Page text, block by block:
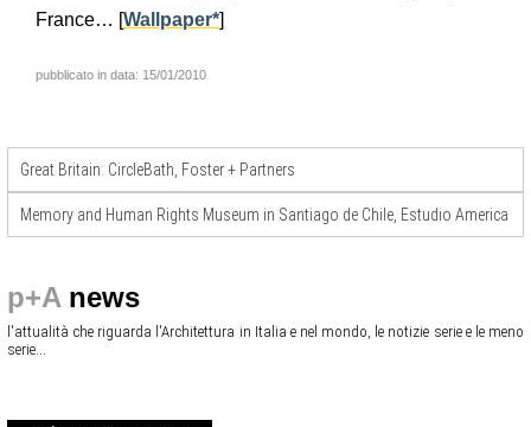
France… [Wallpaper*]
pubblicato in data: 15/01/2010
Great Britain: CircleBath, Foster + Partners
Memory and Human Rights Museum in Santiago de Chile, Estudio America
p+A news
l'attualità che riguarda l'Architettura in Italia e nel mondo, le notizie serie e le meno
serie...